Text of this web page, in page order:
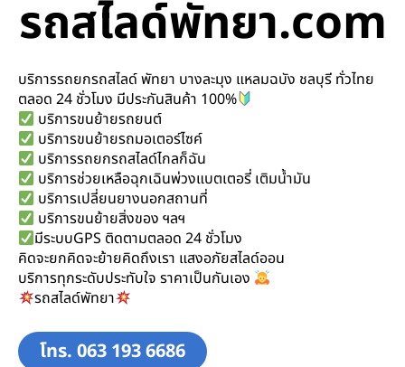
รถสไลด์พัทยา.com
บริการรถยกรถสไลด์ พัทยา บางละมุง แหลมฉบัง ชลบุรี ทั่วไทย
ตลอด 24 ชั่วโมง มีประกันสินค้า 100%
บริการขนย้ายรถยนต์
บริการขนย้ายรถมอเตอร์ไซค์
บริการรถยกรถสไลด์ไกลก็ฉัน
บริการช่วยเหลือฉุกเฉินพ่วงแบตเตอรี่ เติมน้ำมัน
บริการเปลี่ยนยางนอกสถานที่
บริการขนย้ายสิ่งของ ฯลฯ
มีระบบGPS ติดตามตลอด 24 ชั่วโมง
คิดจะยกคิดจะย้ายคิดถึงเรา แสงอภัยสไลด์ออน
บริการทุกระดับประทับใจ ราคาเป็นกันเอง
รถสไลด์พัทยา
โทร. 063 193 6686